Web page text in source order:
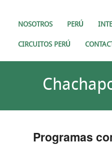
NOSOTROS PERÚ
CIRCUITOS PERÚ
Programas